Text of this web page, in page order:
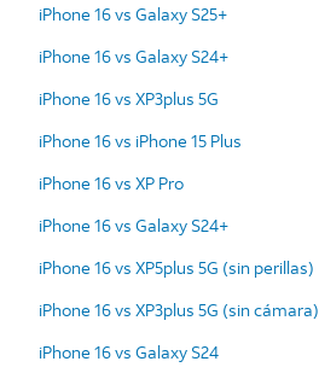
iPhone 16 vs Galaxy S25+
iPhone 16 vs Galaxy S24+
iPhone 16 vs XP3plus 5G
iPhone 16 vs iPhone 15 Plus
iPhone 16 vs XP Pro
iPhone 16 vs Galaxy S24+
iPhone 16 vs XP5plus 5G (sin perillas)
iPhone 16 vs XP3plus 5G (sin cámara)
iPhone 16 vs Galaxy S24